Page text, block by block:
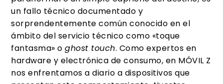
un fallo técnico documentado y
sorprendentemente común conocido en el
ámbito del servicio técnico como «toque
fantasma» oghost touch. Como expertos en
hardware y electrónica de consumo, en MÓVIL Z
nos enfrentamos a diario a dispositivos que